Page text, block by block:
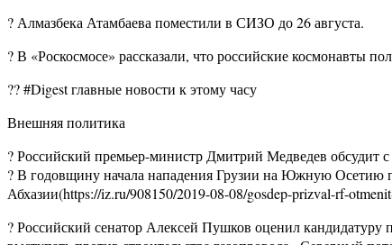
? Алмазбека Атамбаева поместили в СИЗО до 26 августа.
? В «Роскосмосе» рассказали, что российские космонавты
?? #Digest главные новости к этому часу
Внешняя политика
? Российский премьер-министр Дмитрий Медведев обсудит
? В годовщину начала нападения Грузии на Южную Осетию
Абхазии(https://iz.ru/908150/2019-08-08/gosdep-prizval-rf-
? Российский сенатор Алексей Пушков оценил